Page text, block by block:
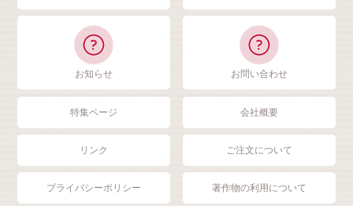
お知らせ お問い合わせ
特集ページ 会社概要
リンク ご注文について
プライバシーポリシー 著作物の利用について